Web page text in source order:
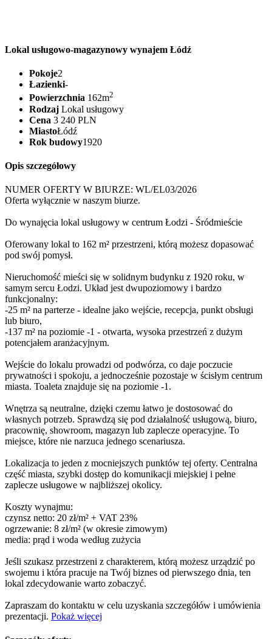
Lokal usługowo-magazynowy wynajem Łódź
Pokoje2
Łazienki-
Powierzchnia 162m2
Rodzaj Lokal usługowy
Cena 3 240 PLN
MiastoŁódź
Rok budowy1920
Opis szczegółowy
NUMER OFERTY W BIURZE: WL/EL03/2026
Oferta wyłącznie w naszym biurze.
Do wynajęcia lokal usługowy w centrum Łodzi - Śródmieście
Oferowany lokal to 162 m² przestrzeni, którą możesz dopasować
pod swój pomysł.
Nieruchomość mieści się w solidnym budynku z 1920 roku, w
samym sercu Łodzi. Układ jest dwupoziomowy i bardzo
funkcjonalny:
-25 m² na parterze - idealne jako wejście, recepcja, punkt obsługi
lub biuro,
-137 m² na poziomie -1 - otwarta, wysoka przestrzeń z dużym
potencjałem aranżacyjnym.
Wejście do lokalu prowadzi od podwórza, co daje poczucie
prywatności i spokoju, a jednocześnie pozostaje w ścisłym centrum
miasta. Toaleta znajduje się na poziomie -1.
Wnętrza są neutralne, dzięki czemu łatwo je dostosować do
własnych potrzeb. Sprawdzą się pod działalność usługową, biuro,
pracownię, showroom, magazyn lub zaplecze operacyjne. To
miejsce, które nie narzuca jednego scenariusza.
Lokalizacja to jeden z mocniejszych punktów tej oferty. Centralna
część miasta, szybki dostęp do komunikacji miejskiej i pełne
zaplecze usługowe w najbliższej okolicy.
Koszty wynajmu:
czynsz netto: 20 zł/m² + VAT 23%
ogrzewanie: 8 zł/m² (w okresie zimowym)
media: prąd i woda według zużycia
Jeśli szukasz przestrzeni z charakterem, którą możesz urządzić po
swojemu i która pracuje na Twój biznes od pierwszego dnia, ten
lokal zdecydowanie warto zobaczyć.
Zapraszam do kontaktu w celu uzyskania szczegółów i umówienia
prezentacji. Pokaż więcej